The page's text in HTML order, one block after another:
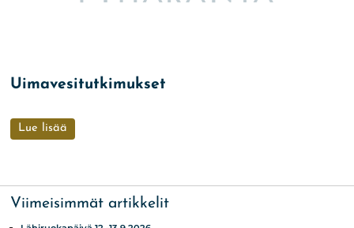
Uimavesitutkimukset
Lue lisää
Viimeisimmät artikkelit